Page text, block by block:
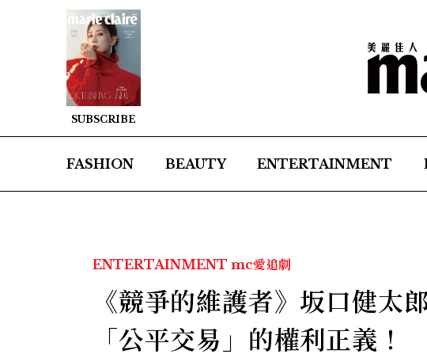
SUBSCRIBE
FASHION BEAUTY ENTERTAINMENT
ENTERTAINMENT mc愛追劇
《競爭的維護者》坂口健太
「公平交易」的權利正義！